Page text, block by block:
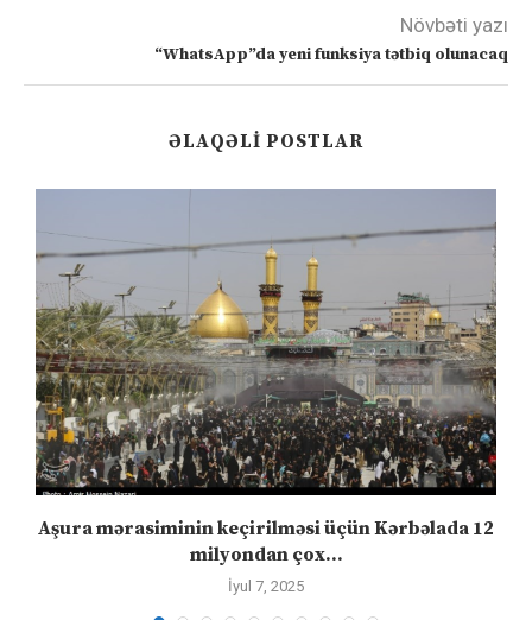
Növbəti yazı
“WhatsApp”da yeni funksiya tətbiq olunacaq
ƏLAQƏLI POSTLAR
Aşura mərasiminin keçirilməsi üçün Kərbəlada 12
milyondan çox...
İyul 7, 2025